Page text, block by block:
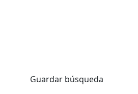
Guardar búsqueda